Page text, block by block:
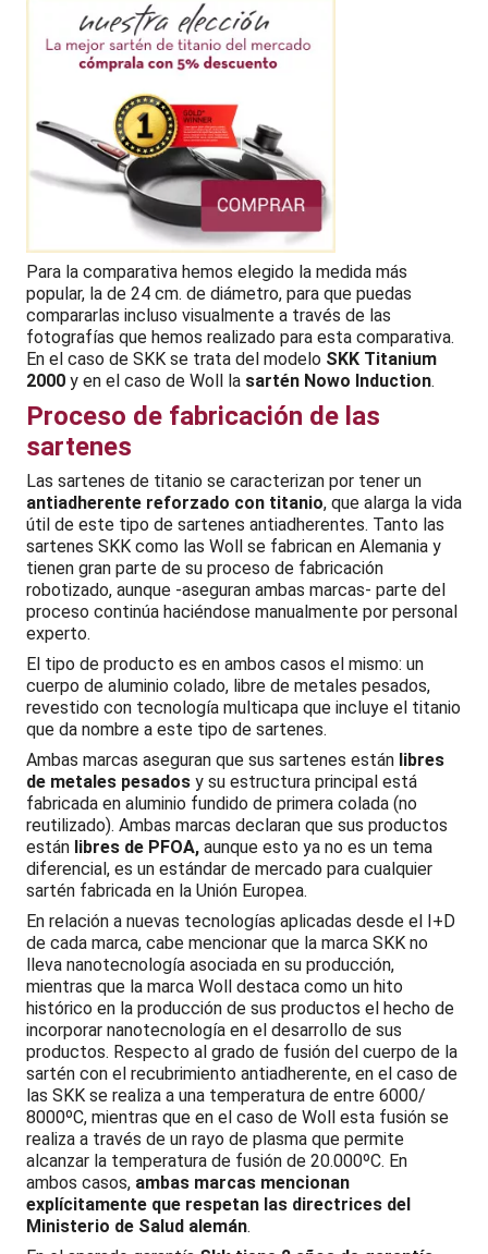
Para la comparativa hemos elegido la medida más
popular, la de 24 cm. de diámetro, para que puedas
compararlas incluso visualmente a través de las
fotografías que hemos realizado para esta comparativa.
En el caso de SKK se trata del modelo SKK Titanium
2000 y en el caso de Woll la sartén Nowo Induction.
Proceso de fabricación de las
sartenes
Las sartenes de titanio se caracterizan por tener un
antiadherente reforzado con titanio, que alarga la vida
útil de este tipo de sartenes antiadherentes. Tanto las
sartenes SKK como las Woll se fabrican en Alemania y
tienen gran parte de su proceso de fabricación
robotizado, aunque -aseguran ambas marcas- parte del
proceso continúa haciéndose manualmente por personal
experto.
El tipo de producto es en ambos casos el mismo: un
cuerpo de aluminio colado, libre de metales pesados,
revestido con tecnología multicapa que incluye el titanio
que da nombre a este tipo de sartenes.
Ambas marcas aseguran que sus sartenes están libres
de metales pesados y su estructura principal está
fabricada en aluminio fundido de primera colada (no
reutilizado). Ambas marcas declaran que sus productos
están libres de PFOA, aunque esto ya no es un tema
diferencial, es un estándar de mercado para cualquier
sartén fabricada en la Unión Europea.
En relación a nuevas tecnologías aplicadas desde el I+D
de cada marca, cabe mencionar que la marca SKK no
lleva nanotecnología asociada en su producción,
mientras que la marca Woll destaca como un hito
histórico en la producción de sus productos el hecho de
incorporar nanotecnología en el desarrollo de sus
productos. Respecto al grado de fusión del cuerpo de la
sartén con el recubrimiento antiadherente, en el caso de
las SKK se realiza a una temperatura de entre 6000/
8000ºC, mientras que en el caso de Woll esta fusión se
realiza a través de un rayo de plasma que permite
alcanzar la temperatura de fusión de 20.000ºC. En
ambos casos, ambas marcas mencionan
explícitamente que respetan las directrices del
Ministerio de Salud alemán.